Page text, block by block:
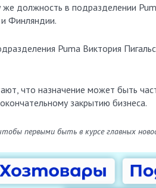
должность в подразделении
Финляндии.
Puma Виктория
что назначение может быть
закрытию бизнеса.
первыми быть в курсе главных